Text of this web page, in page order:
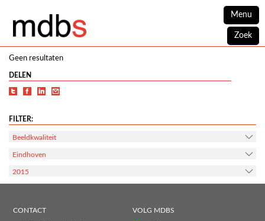
Menu
Zoek
Geen resultaten
DELEN
FILTER:
Beeldkwaliteit
Eindhoven
2015
CONTACT VOLG MDBS